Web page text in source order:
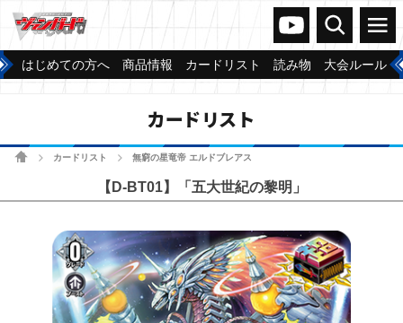
ヴァンガードch
検索 メニュー
はじめての方へ 商品情報 カードリスト 読み物 大会ルール
カードリスト
ホームカードリスト 無窮の星竜帝 エルドブレアス
【D-BT01】「五大世紀の黎明」